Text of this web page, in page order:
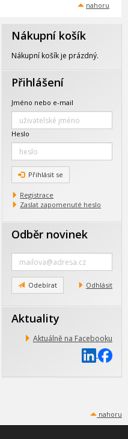
nahoru
Nákupní košík
Nákupní košík je prázdný.
Přihlášení
Jméno nebo e-mail
Heslo
Přihlásit se
Registrace
Zaslat zapomenuté heslo
Odběr novinek
Zadejte
mail
Odebírat Odhlásit
Aktuality
Aktuálně na Facebooku
nahoru